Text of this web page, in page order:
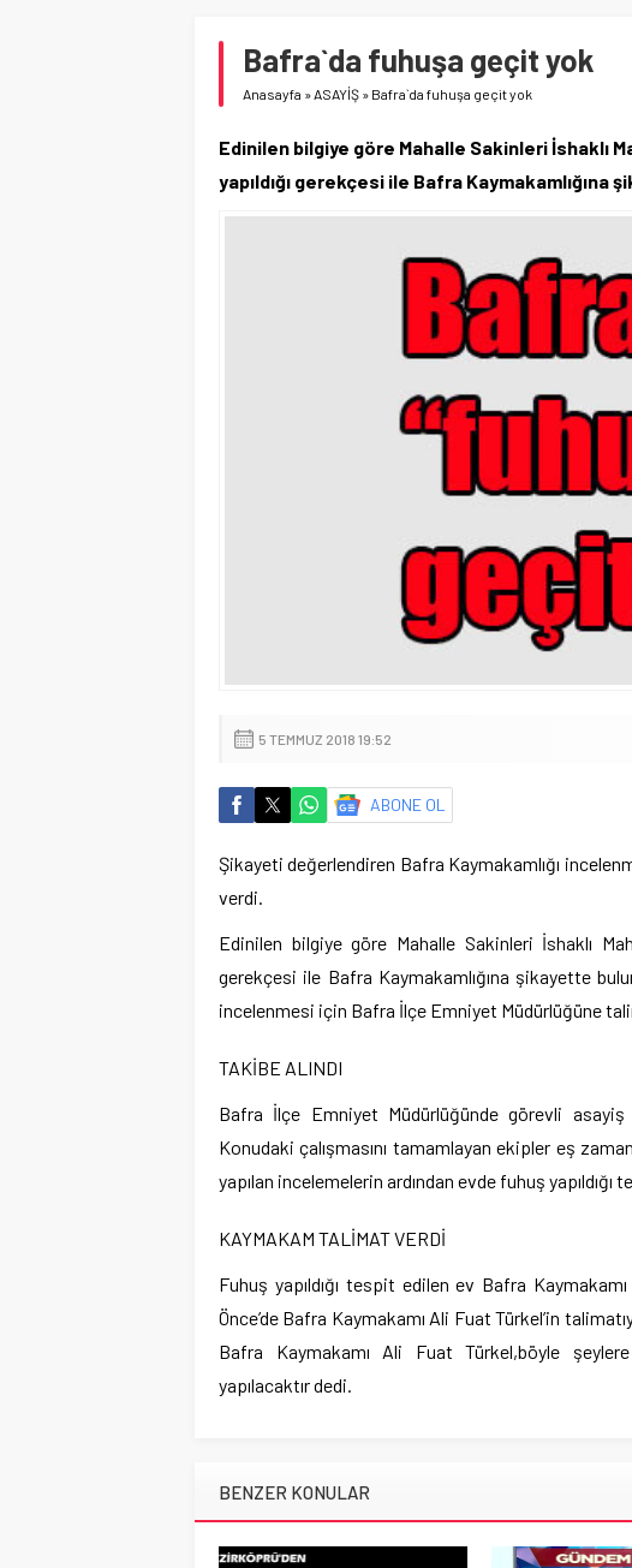
Bafra`da fuhuşa geçit yok
Anasayfa »ASAYİŞ » Bafra`da fuhuşa geçit yok
Edinilen bilgiye göre Mahalle Sakinleri İshaklı
yapıldığı gerekçesi ile Bafra Kaymakamlığına
5 TEMMUZ 2018 19:52
ABONE OL
Şikayeti değerlendiren Bafra Kaymakamlığı
verdi.
Edinilen bilgiye göre Mahalle Sakinleri İshaklı
gerekçesi ile Bafra Kaymakamlığına şikayette
incelenmesi için Bafra İlçe Emniyet Müdürlüğüne
TAKİBE ALINDI
Bafra İlçe Emniyet Müdürlüğünde görevli asayiş
Konudaki çalışmasını tamamlayan ekipler eş
yapılan incelemelerin ardından evde fuhuş yapıldığı
KAYMAKAM TALİMAT VERDİ
Fuhuş yapıldığı tespit edilen ev Bafra
Önce’de Bafra Kaymakamı Ali Fuat Türkel’in
Bafra Kaymakamı Ali Fuat Türkel,böyle
yapılacaktır dedi.
BENZER KONULAR